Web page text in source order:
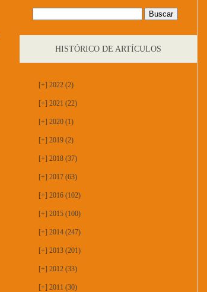
HISTÓRICO DE ARTÍCULOS
[+] 2022 (2)
[+] 2021 (22)
[+] 2020 (1)
[+] 2019 (2)
[+] 2018 (37)
[+] 2017 (63)
[+] 2016 (102)
[+] 2015 (100)
[+] 2014 (247)
[+] 2013 (201)
[+] 2012 (33)
[+] 2011 (30)